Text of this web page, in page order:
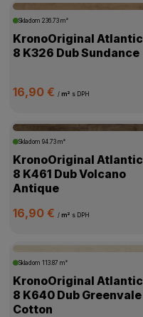
Skladom236.73 m²
KronoOriginal Atlantic
8 K326 Dub Sundance
16,90 €/ m² s DPH
Skladom94.73 m²
KronoOriginal Atlantic
8 K461 Dub Volcano
Antique
16,90 €/ m² s DPH
Skladom113.87 m²
KronoOriginal Atlantic
8 K640 Dub Greenvale
Cotton